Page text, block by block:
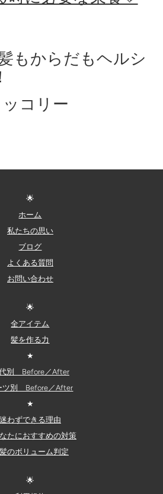
もからだもヘルシ
コリー
🌟
ホーム
私たちの思い
ブログ
よくある質問
お問い合わせ
🌟
全アイテム
髪を作る力
★
別 Before／After
ツ別 Before／After
★
迷わずできる理由
たにおすすめの対策
髪のボリューム判定
🌟